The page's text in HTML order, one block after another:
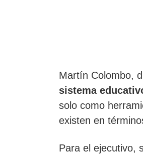
Martín Colombo,
sistema
solo como
existen en
Para el ejecutivo,